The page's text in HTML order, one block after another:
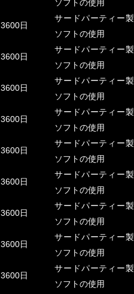
ソフトの使用
3600日
サードパーティー製
ソフトの使用
3600日
サードパーティー製
ソフトの使用
3600日
サードパーティー製
ソフトの使用
3600日
サードパーティー製
ソフトの使用
3600日
サードパーティー製
ソフトの使用
3600日
サードパーティー製
ソフトの使用
3600日
サードパーティー製
ソフトの使用
3600日
サードパーティー製
ソフトの使用
3600日
サードパーティー製
ソフトの使用